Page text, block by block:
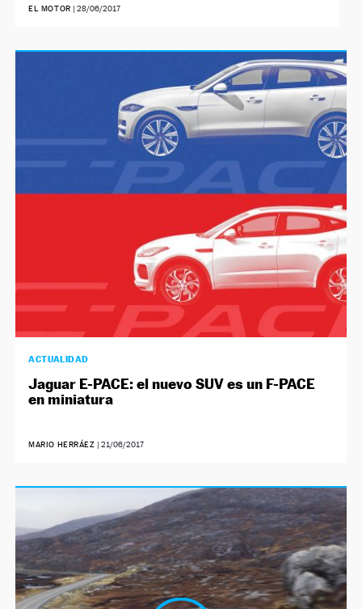
EL MOTOR |28/06/2017
ACTUALIDAD
Jaguar E-PACE: el nuevo SUV es un F-PACE
en miniatura
MARIO HERRÁEZ |21/06/2017